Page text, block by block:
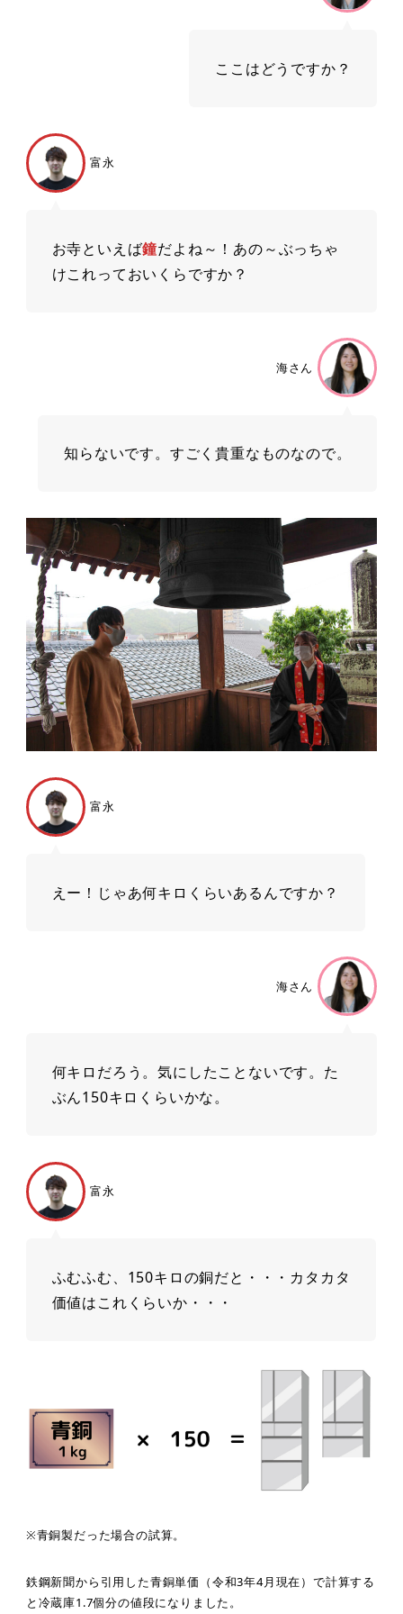
ここはどうですか？
富永
お寺といえば鐘だよね～！あの～ぶっちゃ
けこれっておいくらですか？
海さん
知らないです。すごく貴重なものなので。
富永
えー！じゃあ何キロくらいあるんですか？
海さん
何キロだろう。気にしたことないです。た
ぶん150キロくらいかな。
富永
ふむふむ、150キロの銅だと・・・カタカタ
価値はこれくらいか・・・
※青銅製だった場合の試算。
鉄鋼新聞から引用した青銅単価（令和3年4月現在）で計算する
と冷蔵庫1.7個分の値段になりました。